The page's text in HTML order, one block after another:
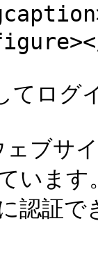
てログ
ブサ
いま
認証